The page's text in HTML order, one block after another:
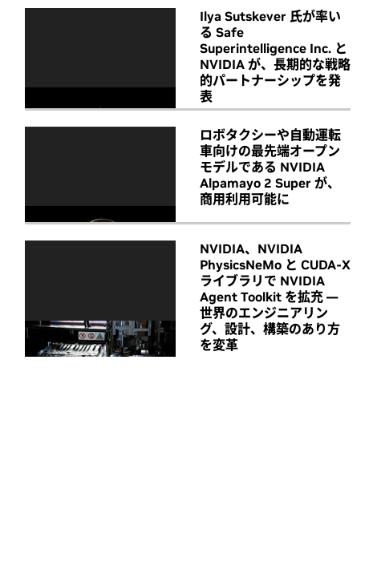
Ilya Sutskever 氏が率い
る Safe
Superintelligence Inc. と
NVIDIA が、長期的な戦略
的パートナーシップを発
表
ロボタクシーや自動運転
車向けの最先端オープン
モデルである NVIDIA
Alpamayo 2 Super が、
商用利用可能に
NVIDIA、NVIDIA
PhysicsNeMo と CUDA-X
ライブラリで NVIDIA
Agent Toolkit を拡充 ―
世界のエンジニアリン
グ、設計、構築のあり方
を変革